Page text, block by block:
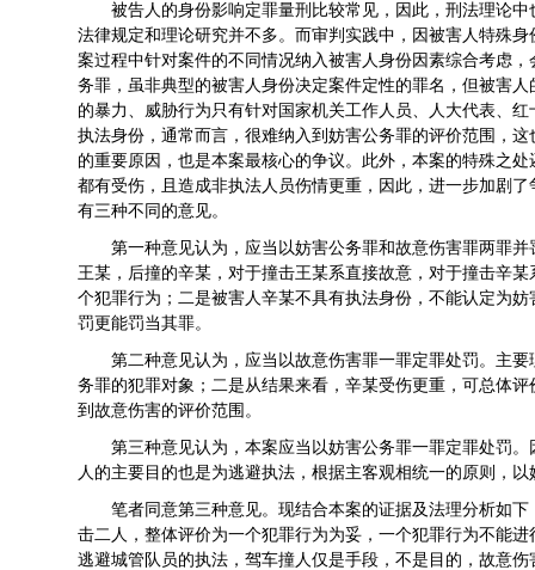
被告人的身份影响定罪量刑比较常见，因此，刑法理论
法律规定和理论研究并不多。而审判实践中，因被害人特殊
案过程中针对案件的不同情况纳入被害人身份因素综合考虑
务罪，虽非典型的被害人身份决定案件定性的罪名，但被害
的暴力、威胁行为只有针对国家机关工作人员、人大代表、
执法身份，通常而言，很难纳入到妨害公务罪的评价范围，
的重要原因，也是本案最核心的争议。此外，本案的特殊之
都有受伤，且造成非执法人员伤情更重，因此，进一步加剧
有三种不同的意见。
第一种意见认为，应当以妨害公务罪和故意伤害罪两罪
王某，后撞的辛某，对于撞击王某系直接故意，对于撞击辛
个犯罪行为；二是被害人辛某不具有执法身份，不能认定为
罚更能罚当其罪。
第二种意见认为，应当以故意伤害罪一罪定罪处罚。主
务罪的犯罪对象；二是从结果来看，辛某受伤更重，可总体
到故意伤害的评价范围。
第三种意见认为，本案应当以妨害公务罪一罪定罪处罚
人的主要目的也是为逃避执法，根据主客观相统一的原则，
笔者同意第三种意见。现结合本案的证据及法理分析如
击二人，整体评价为一个犯罪行为为妥，一个犯罪行为不能
逃避城管队员的执法，驾车撞人仅是手段，不是目的，故意